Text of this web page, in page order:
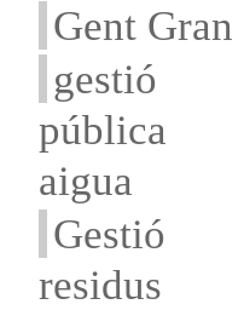
Gent Gran
gestió
pública
aigua
Gestió
residus